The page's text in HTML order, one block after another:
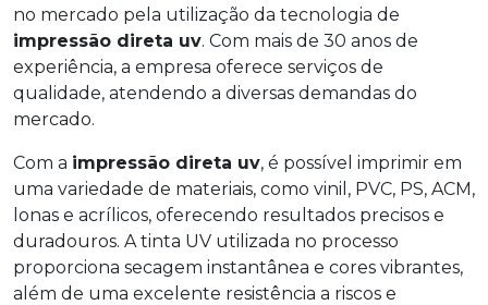
no mercado pela utilização da tecnologia de
impressão direta uv. Com mais de 30 anos de
experiência, a empresa oferece serviços de
qualidade, atendendo a diversas demandas do
mercado.
Com a impressão direta uv, é possível imprimir em
uma variedade de materiais, como vinil, PVC, PS, ACM,
lonas e acrílicos, oferecendo resultados precisos e
duradouros. A tinta UV utilizada no processo
proporciona secagem instantânea e cores vibrantes,
além de uma excelente resistência a riscos e